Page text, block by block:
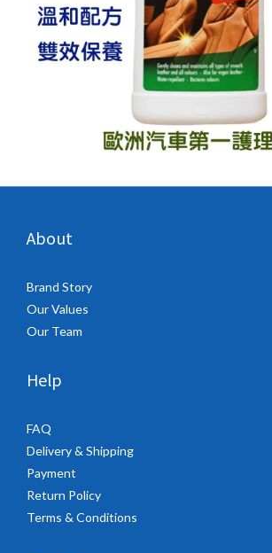
About
Brand Story
Our Values
Our Team
Help
FAQ
Delivery & Shipping
Payment
Return Policy
Terms & Conditions